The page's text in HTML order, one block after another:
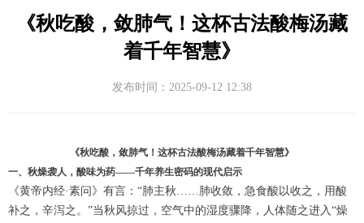
《秋吃酸，敛肺气！这杯古法酸梅汤藏
着千年智慧》
《秋吃酸，敛肺气！这杯古法酸梅汤藏着千年智慧》
一、秋燥袭人，酸味为药——千年养生密码的现代启示
《黄帝内经·素问》有言：“肺主秋……肺收敛，急食酸以收之，用酸
补之，辛泻之。”当秋风掠过，空气中的湿度骤降，人体随之进入“燥
发布时间： 2025-09-12 12:38